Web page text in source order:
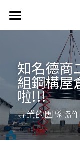
關於立飛
設計案例
施工技術
常見問題
洽談諮詢
知名德商
組鋼構屋
啦!!!
專業的團隊協